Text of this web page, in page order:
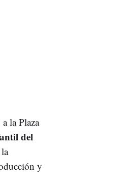
la Plaza
del
y